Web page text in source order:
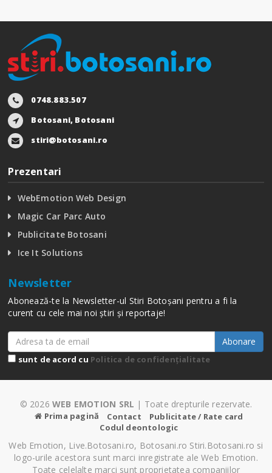
0748.883.507
Botosani, Botosani
stiri@botosani.ro
Prezentari
WebEmotion Web Design
Magic Car Parc Auto
Publicitate Botosani
Ice It Solutions
Newsletter
Abonează-te la Newsletter-ul Stiri Botoșani pentru a fi la
curent cu cele mai noi știri și reportaje!
Abonare
sunt de acord cu Politica de confidențialitate
© 2026 WEB EMOTION SRL | Toate drepturile rezervate.
Prima pagină Contact
Publicitate / Rate card
Codul deontologic
Web Emotion, Live.Botosani.ro, Botosani.ro Stiri.Botosani.ro si
logo-urile acestora sunt marci inregistrate ale Web Emotion.
Toate celelalte marci sunt proprietatea companiilor